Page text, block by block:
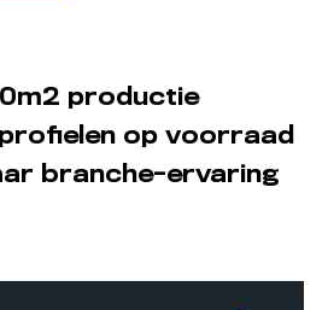
productie
op voorraad
branche-ervaring